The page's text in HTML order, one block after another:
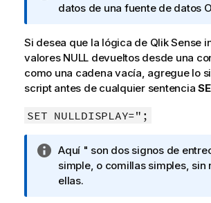
o
a
i
n
f
r
a
datos de una fuente de datos
Si desea que la lógica de Qlik Sense
valores NULL devueltos desde una
como una cadena vacía, agregue lo
script antes de cualquier sentencia
SET NULLDISPLAY=";
N
o
t
Aquí " son dos signos de
simple, o comillas simples, sin
ellas.